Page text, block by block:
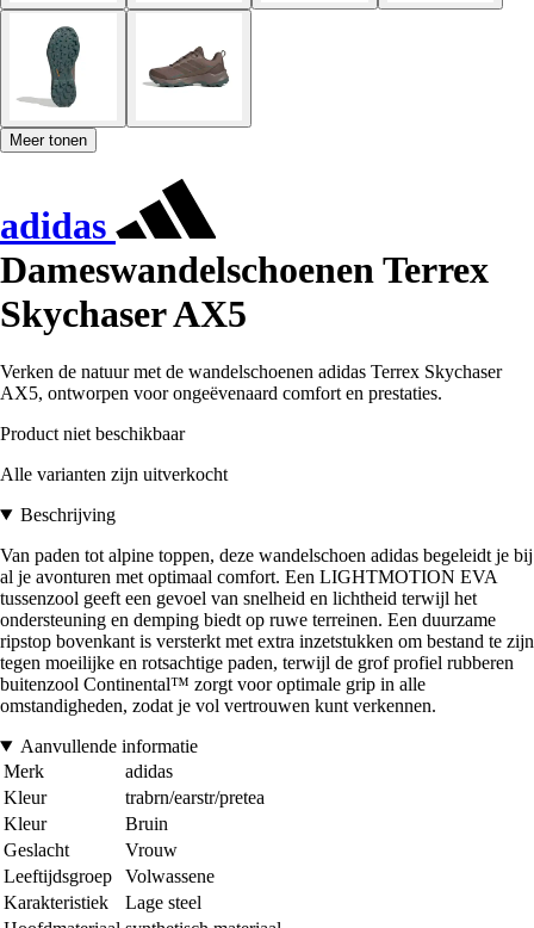
Meer tonen
adidas
Dameswandelschoenen Terrex
Skychaser AX5
Verken de natuur met de wandelschoenen adidas Terrex Skychaser
AX5, ontworpen voor ongeëvenaard comfort en prestaties.
Product niet beschikbaar
Alle varianten zijn uitverkocht
Beschrijving
Van paden tot alpine toppen, deze wandelschoen adidas begeleidt je bij
al je avonturen met optimaal comfort. Een LIGHTMOTION EVA
tussenzool geeft een gevoel van snelheid en lichtheid terwijl het
ondersteuning en demping biedt op ruwe terreinen. Een duurzame
ripstop bovenkant is versterkt met extra inzetstukken om bestand te zijn
tegen moeilijke en rotsachtige paden, terwijl de grof profiel rubberen
buitenzool Continental™ zorgt voor optimale grip in alle
omstandigheden, zodat je vol vertrouwen kunt verkennen.
Aanvullende informatie
Merk
adidas
Kleur
trabrn/earstr/pretea
Kleur
Bruin
Geslacht
Vrouw
Leeftijdsgroep
Volwassene
Karakteristiek
Lage steel